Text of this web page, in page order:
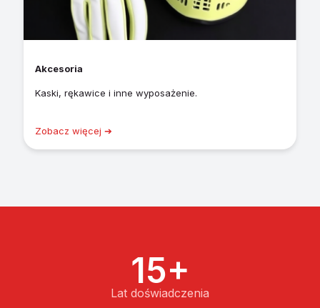
Akcesoria
Kaski, rękawice i inne wyposażenie.
Zobacz więcej ➔
15+
Lat doświadczenia